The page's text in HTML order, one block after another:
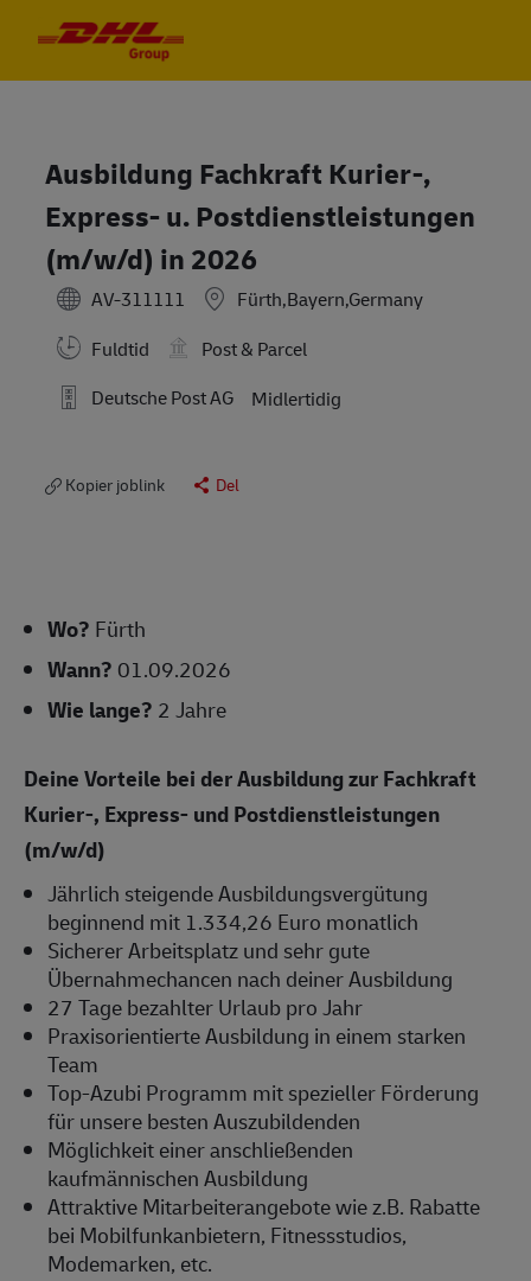
Ausbildung Fachkraft Kurier-,
Express- u. Postdienstleistungen
(m/w/d) in 2026
AV-311111
Fürth,Bayern,Germany
Fuldtid
Post & Parcel
Deutsche Post AG
Midlertidig
Kopier joblink Del
Wo? Fürth
Wann? 01.09.2026
Wie lange? 2 Jahre
Deine Vorteile bei der Ausbildung zur Fachkraft
Kurier-, Express- und Postdienstleistungen
(m/w/d)
Jährlich steigende Ausbildungsvergütung
beginnend mit 1.334,26 Euro monatlich
Sicherer Arbeitsplatz und sehr gute
Übernahmechancen nach deiner Ausbildung
27 Tage bezahlter Urlaub pro Jahr
Praxisorientierte Ausbildung in einem starken
Team
Top-Azubi Programm mit spezieller Förderung
für unsere besten Auszubildenden
Möglichkeit einer anschließenden
kaufmännischen Ausbildung
Attraktive Mitarbeiterangebote wie z.B. Rabatte
bei Mobilfunkanbietern, Fitnessstudios,
Modemarken, etc.